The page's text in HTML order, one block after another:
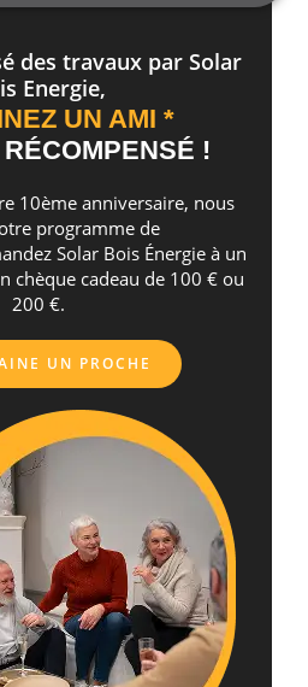
des travaux par Solar
Energie,
UN AMI *
!
10ème anniversaire, nous
programme de
Solar Bois Énergie à un
chèque cadeau de 100 € ou
200 €.
UN PROCHE